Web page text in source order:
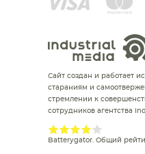
Сайт создан и работает
стараниям и
стремлении к
сотрудников агентства
Batterygator. Общий